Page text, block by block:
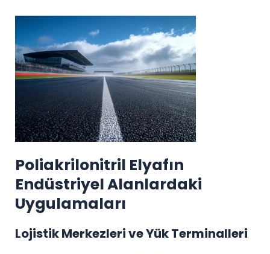
Poliakrilonitril Elyafın
Endüstriyel Alanlardaki
Uygulamaları
Lojistik Merkezleri ve Yük Terminalleri